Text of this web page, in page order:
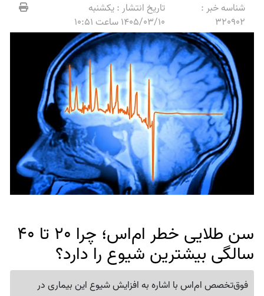
شناسه خبر :
320902
تاریخ انتشار :یکشنبه
1405/03/10 ساعت 10:51
سن طلایی خطر ام‌اس؛ چرا 20 تا 40
سالگی بیشترین شیوع را دارد؟
فوق‌تخصص ام‌اس با اشاره به افزایش شیوع این بیماری در